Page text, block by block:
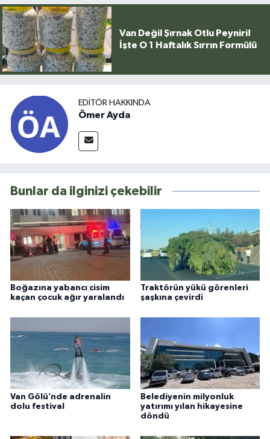
Van Değil Şırnak Otlu Peyniri!
İşte O 1 Haftalık Sırrın Formülü
EDITÖR HAKKINDA
Ömer Ayda
Bunlar da ilginizi çekebilir
Boğazına yabancı cisim
kaçan çocuk ağır yaralandı
Traktörün yükü görenleri
şaşkına çevirdi
Van Gölü’nde adrenalin
dolu festival
Belediyenin milyonluk
yatırımı yılan hikayesine
döndü